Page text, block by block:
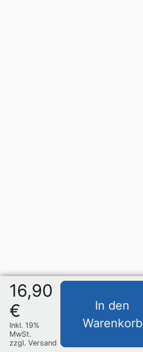
16,90
€
Inkl. 19%
MwSt.
zzgl. Versand
In den
Warenkorb